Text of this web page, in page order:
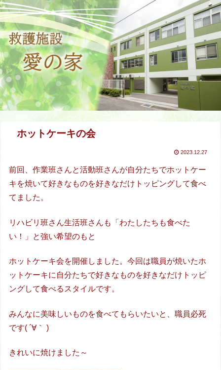
ホットケーキの会
2023.12.27
前回、作業班さんと活動班さんが自分たちでホットケー
キを焼いて好きなものを好きなだけトッピングして食べ
てました。
リハビリ班さん生活班さんも「わたしたちも食べた
い！」と強い希望のもと
ホットケーキ会を開催しました。今回は職員が焼いたホ
ットケーキに自分たちで好きなものを好きなだけトッピ
ングして食べるスタイルです。
みんなに美味しいものを食べてもらいたいと、職員必死
です( ´∀｀ )
きれいに焼けました～